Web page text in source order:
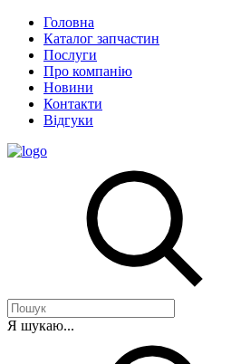
Головна
Каталог запчастин
Послуги
Про компанію
Новини
Контакти
Відгуки
Я шукаю...